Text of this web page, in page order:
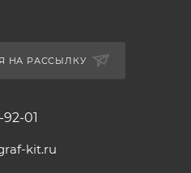
НА РАССЫЛКУ
92-01
kit.ru